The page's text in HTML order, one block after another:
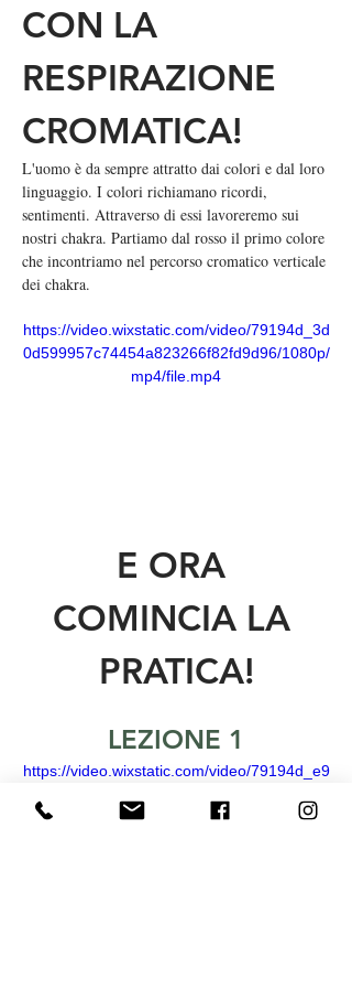
CON LA
RESPIRAZIONE
CROMATICA!
L'uomo è da sempre attratto dai colori e dal loro
linguaggio. I colori richiamano ricordi,
sentimenti. Attraverso di essi lavoreremo sui
nostri chakra. Partiamo dal rosso il primo colore
che incontriamo nel percorso cromatico verticale
dei chakra.
https://video.wixstatic.com/video/79194d_3d
0d599957c74454a823266f82fd9d96/1080p/
mp4/file.mp4
E ORA
COMINCIA LA
PRATICA!
LEZIONE 1
https://video.wixstatic.com/video/79194d_e9
/mp4/file.mp4